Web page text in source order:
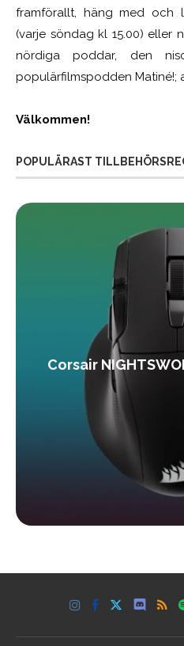
framförallt, häng med och
(varje söndag kl 15.00) eller
nördiga poddar, den
populärfilmspodden Matiné!;
Välkommen!
POPULÄRAST
Corsair